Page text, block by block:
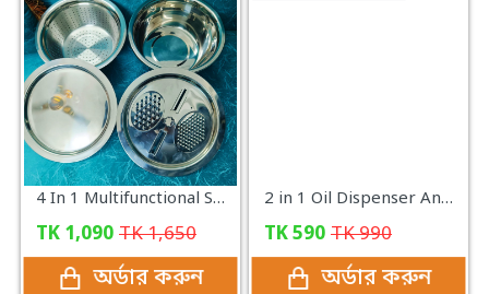
4 In 1 Multifunctional Stainless Steel Basin With Vegetable Cutter with Drain Basket
TK 1,090 TK1,650
অর্ডার করুন
2 in 1 Oil Dispenser And Sprayer Bottle
TK590 TK990
অর্ডার করুন